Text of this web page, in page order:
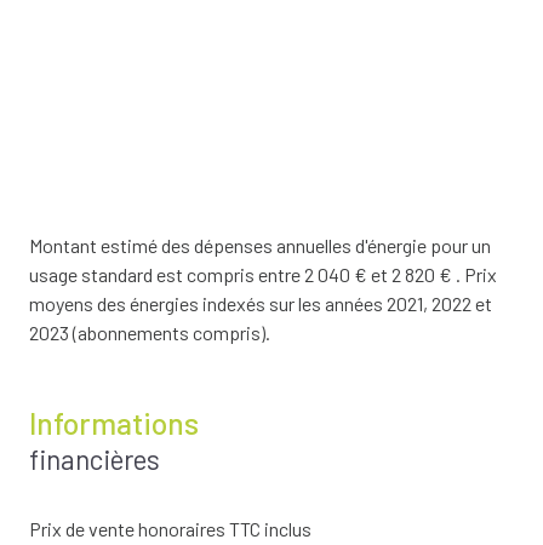
Montant estimé des dépenses annuelles d'énergie pour un
usage standard est compris entre 2 040 € et 2 820 € . Prix
moyens des énergies indexés sur les années 2021, 2022 et
2023 (abonnements compris).
Informations
financières
Prix de vente honoraires TTC inclus